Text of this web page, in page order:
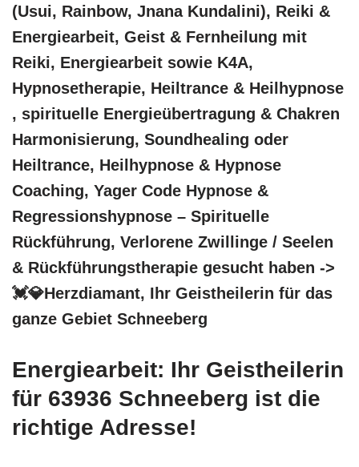
(Usui, Rainbow, Jnana Kundalini), Reiki &
Energiearbeit, Geist & Fernheilung mit
Reiki, Energiearbeit sowie K4A,
Hypnosetherapie, Heiltrance & Heilhypnose
, spirituelle Energieübertragung & Chakren
Harmonisierung, Soundhealing oder
Heiltrance, Heilhypnose & Hypnose
Coaching, Yager Code Hypnose &
Regressionshypnose – Spirituelle
Rückführung, Verlorene Zwillinge / Seelen
& Rückführungstherapie gesucht haben ->
💓️💎Herzdiamant, Ihr Geistheilerin für das
ganze Gebiet Schneeberg
Energiearbeit: Ihr Geistheilerin
für 63936 Schneeberg ist die
richtige Adresse!